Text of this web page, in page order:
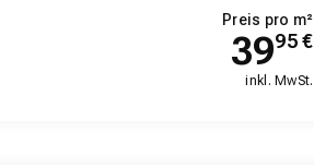
Preis pro m²
3995€
inkl. MwSt.